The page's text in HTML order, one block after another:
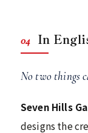
04 In
No two things
Seven Hills
designs the